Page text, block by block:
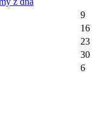
9
16
23
30
6